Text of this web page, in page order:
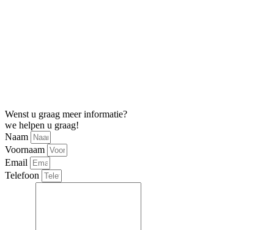
Wenst u graag meer informatie?
we helpen u graag!
Naam
Voornaam
Email
Telefoon